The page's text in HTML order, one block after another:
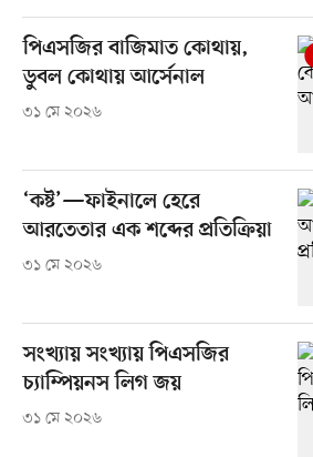
পিএসজির বাজিমাত কোথায়,
ডুবল কোথায় আর্সেনাল
৩১ মে ২০২৬
‘কষ্ট’—ফাইনালে হেরে
আরতেতার এক শব্দের প্রতিক্রিয়া
৩১ মে ২০২৬
সংখ্যায় সংখ্যায় পিএসজির
চ্যাম্পিয়নস লিগ জয়
৩১ মে ২০২৬